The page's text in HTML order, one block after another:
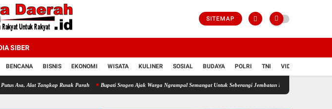
SITEMAP
SIBER
BENCANA BISNIS EKONOMI WISATA KULINER SOSIAL BUDAYA POLRI TNI VIDIO
Tangkap Rusak Parah Bupati Sragen Ajak Warga Ngrampal Semangat Untuk Seberangi Jembatan Emas Kemerdekaan